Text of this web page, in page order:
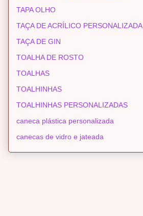
TAPA OLHO
TAÇA DE ACRÍLICO PERSONALIZADA
TAÇA DE GIN
TOALHA DE ROSTO
TOALHAS
TOALHINHAS
TOALHINHAS PERSONALIZADAS
caneca plástica personalizada
canecas de vidro e jateada